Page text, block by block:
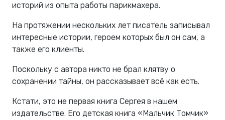
историй из опыта работы парикмахера.
На протяжении нескольких лет писатель записывал
интересные истории, героем которых был он сам, а
также его клиенты.
Поскольку с автора никто не брал клятву о
сохранении тайны, он рассказывает всё как есть.
Кстати, это не первая книга Сергея в нашем
издательстве. Его детская книга «Мальчик Томчик»